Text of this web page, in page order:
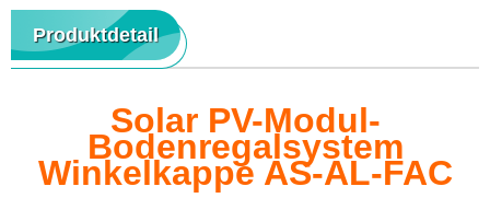
Produktdetail
Solar PV-Modul-
Bodenregalsystem
Winkelkappe AS-AL-FAC